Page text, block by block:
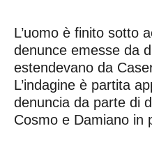
L’uomo è finito sotto
denunce emesse da
estendevano da
L’indagine è partita
denuncia da parte di
Cosmo e Damiano in